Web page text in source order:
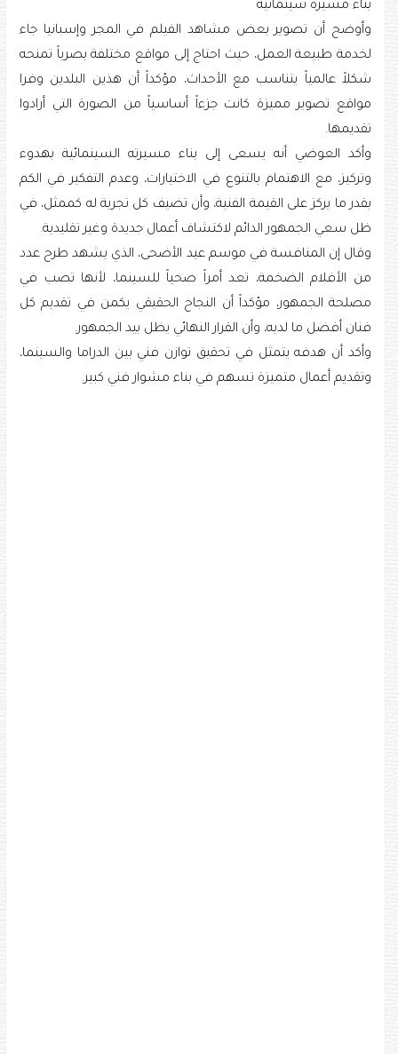
بناء مسيرة سينمائية
وأوضح أن تصوير بعض مشاهد الفيلم في المجر وإسبانيا جاء
لخدمة طبيعة العمل، حيث احتاج إلى مواقع مختلفة بصرياً تمنحه
شكلاً عالمياً يتناسب مع الأحداث، مؤكداً أن هذين البلدين وفرا
مواقع تصوير مميزة كانت جزءاً أساسياً من الصورة التي أرادوا
تقديمها.
وأكد العوضي أنه يسعى إلى بناء مسيرته السينمائية بهدوء
وتركيز، مع الاهتمام بالتنوع في الاختيارات، وعدم التفكير في الكم
بقدر ما يركز على القيمة الفنية، وأن تضيف كل تجربة له كممثل، في
ظل سعي الجمهور الدائم لاكتشاف أعمال جديدة وغير تقليدية.
وقال إن المنافسة في موسم عيد الأضحى، الذي يشهد طرح عدد
من الأفلام الضخمة، تعد أمراً صحياً للسينما، لأنها تصب في
مصلحة الجمهور، مؤكداً أن النجاح الحقيقي يكمن في تقديم كل
فنان أفضل ما لديه، وأن القرار النهائي يظل بيد الجمهور.
وأكد أن هدفه يتمثل في تحقيق توازن فني بين الدراما والسينما،
وتقديم أعمال متميزة تسهم في بناء مشوار فني كبير.